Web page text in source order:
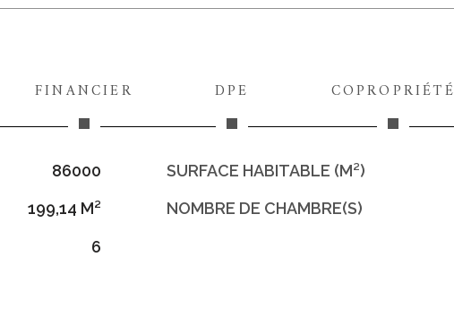
FINANCIER DPE COPROPRIÉTÉ
86000 SURFACE HABITABLE (M²)
199,14 M² NOMBRE DE CHAMBRE(S)
6